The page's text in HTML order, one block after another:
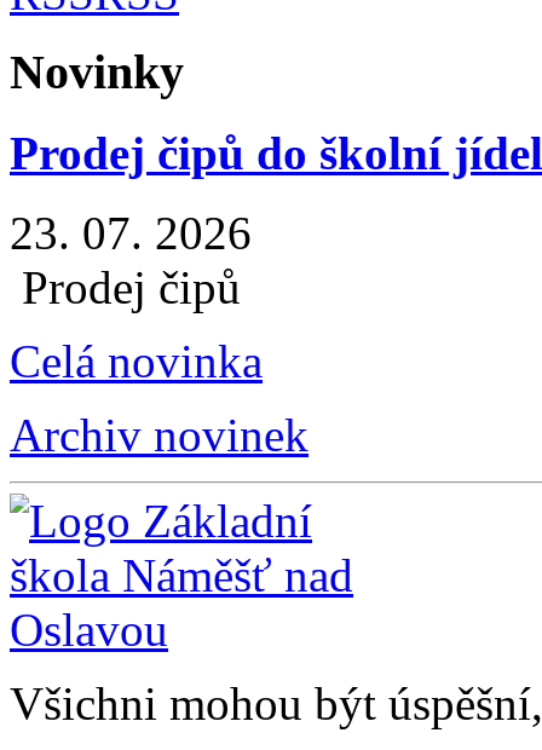
Novinky
Prodej čipů do školní
23. 07. 2026
Prodej čipů
Celá novinka
Archiv novinek
Všichni mohou být